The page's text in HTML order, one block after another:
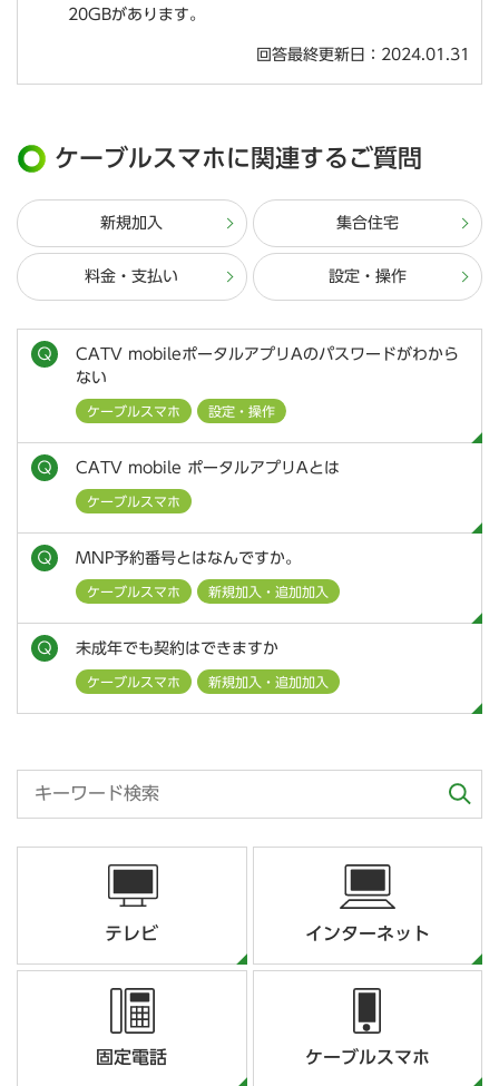
20GBがあります。
回答最終更新日：2024.01.31
ケーブルスマホに関連するご質問
新規加入 集合住宅
料金・支払い 設定・操作
CATV mobileポータルアプリAのパスワードがわから
ない
ケーブルスマホ 設定・操作
CATV mobile ポータルアプリAとは
ケーブルスマホ
MNP予約番号とはなんですか。
ケーブルスマホ 新規加入・追加加入
未成年でも契約はできますか
ケーブルスマホ 新規加入・追加加入
テレビ インターネット
固定電話 ケーブルスマホ